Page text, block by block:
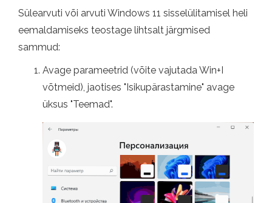
Sülearvuti või arvuti Windows 11 sisselülitamisel heli
eemaldamiseks teostage lihtsalt järgmised
sammud:
Avage parameetrid (võite vajutada Win+I
võtmeid), jaotises "Isikupärastamine" avage
üksus "Teemad".